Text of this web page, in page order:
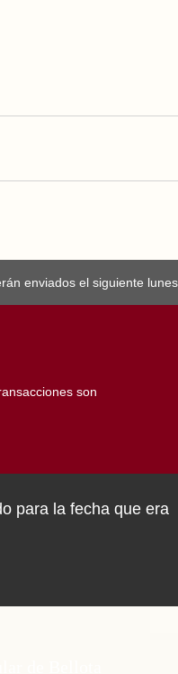
enviados el siguiente
son
para la fecha que era